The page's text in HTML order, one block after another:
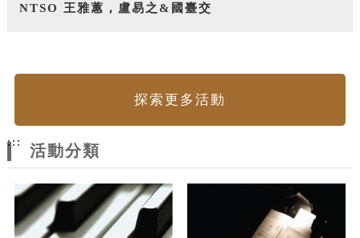
NTSO 王雅蕙，盧易之&國臺交
探索更多活動
:::
活動分類